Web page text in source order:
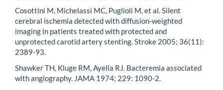
Cosottini M, Michelassi MC, Puglioli M, et al. Silent
cerebral ischemia detected with diffusion-weighted
imaging in patients treated with protected and
unprotected carotid artery stenting. Stroke 2005; 36(11):
2389-93.
Shawker TH, Kluge RM, Ayella RJ. Bacteremia associated
with angiography. JAMA 1974; 229: 1090-2.